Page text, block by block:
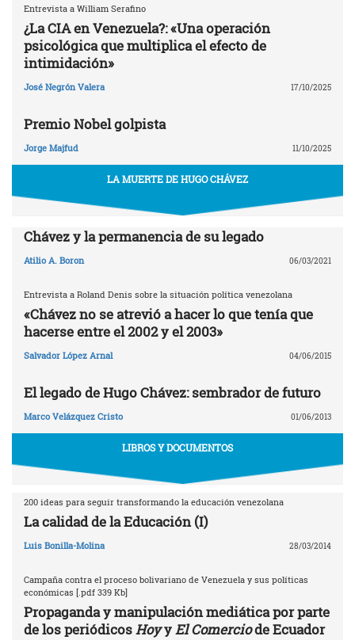
Entrevista a William Serafino
¿La CIA en Venezuela?: «Una operación
psicológica que multiplica el efecto de
intimidación»
José Negrón Valera 17/10/2025
Premio Nobel golpista
Jorge Majfud 11/10/2025
LA MUERTE DE HUGO CHÁVEZ
Chávez y la permanencia de su legado
Atilio A. Boron 06/03/2021
Entrevista a Roland Denis sobre la situación política venezolana
«Chávez no se atrevió a hacer lo que tenía que
hacerse entre el 2002 y el 2003»
Salvador López Arnal 04/06/2015
El legado de Hugo Chávez: sembrador de futuro
Marco Velázquez Cristo 01/06/2013
LIBROS Y DOCUMENTOS
200 ideas para seguir transformando la educación venezolana
La calidad de la Educación (I)
Luis Bonilla-Molina 28/03/2014
Campaña contra el proceso bolivariano de Venezuela y sus políticas
económicas [.pdf 339 Kb]
Propaganda y manipulación mediática por parte
de los periódicosHoyyEl Comerciode Ecuador